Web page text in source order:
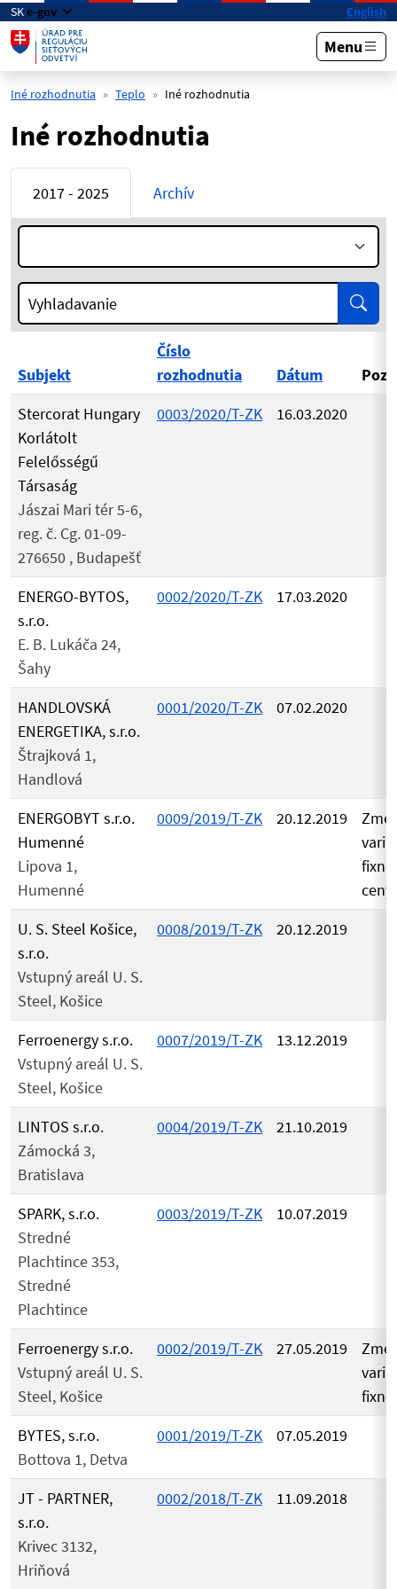
Preskočiť na hlavný obsah
SKe-gov English
Menu
Iné rozhodnutia Teplo Iné rozhodnutia
Iné rozhodnutia
2017 - 2025 Archív
Rok:
Vyhladavanie
Subjekt
Číslo
rozhodnutia
Dátum
Stercorat Hungary
Korlátolt
Felelősségű
Társaság
Jászai Mari tér 5-6,
reg. č. Cg. 01-09-
276650 , Budapešť
0003/2020/T-ZK 16.03.2020
ENERGO-BYTOS,
s.r.o.
E. B. Lukáča 24,
Šahy
0002/2020/T-ZK 17.03.2020
HANDLOVSKÁ
ENERGETIKA, s.r.o.
Štrajková 1,
Handlová
0001/2020/T-ZK 07.02.2020
ENERGOBYT s.r.o.
Humenné
Lipova 1,
Humenné
0009/2019/T-ZK 20.12.2019
ceny
U. S. Steel Košice,
s.r.o.
Vstupný areál U. S.
Steel, Košice
0008/2019/T-ZK 20.12.2019
Ferroenergy s.r.o.
Vstupný areál U. S.
Steel, Košice
0007/2019/T-ZK 13.12.2019
LINTOS s.r.o.
Zámocká 3,
Bratislava
0004/2019/T-ZK 21.10.2019
SPARK, s.r.o.
Stredné
Plachtince 353,
Stredné
Plachtince
0003/2019/T-ZK 10.07.2019
Ferroenergy s.r.o.
Vstupný areál U. S.
Steel, Košice
0002/2019/T-ZK 27.05.2019
BYTES, s.r.o.
Bottova 1, Detva
0001/2019/T-ZK 07.05.2019
JT - PARTNER,
s.r.o.
Krivec 3132,
Hriňová
0002/2018/T-ZK 11.09.2018